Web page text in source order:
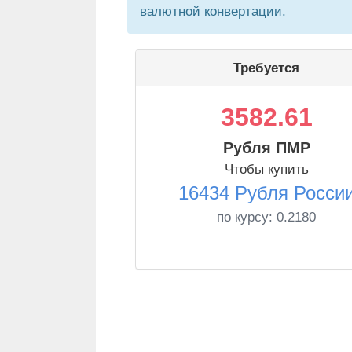
валютной конвертации.
Требуется
3582.61
Рубля ПМР
Чтобы купить
16434 Рубля
по курсу: 0.2180